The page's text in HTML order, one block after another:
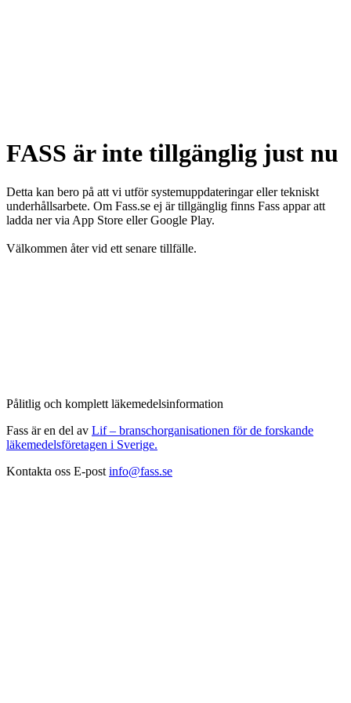
FASS är inte tillgänglig just nu
Detta kan bero på att vi utför systemuppdateringar eller tekniskt
underhållsarbete. Om Fass.se ej är tillgänglig finns Fass appar att
ladda ner via App Store eller Google Play.
Välkommen åter vid ett senare tillfälle.
Pålitlig och komplett läkemedelsinformation
Fass är en del av Lif – branschorganisationen för de forskande
läkemedelsföretagen i Sverige.
Kontakta oss E-post info@fass.se